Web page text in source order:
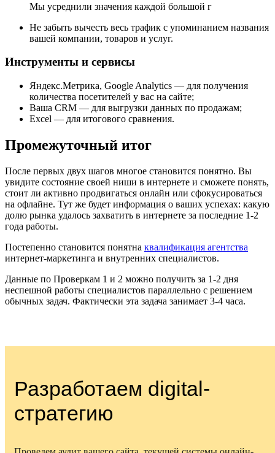
Мы усреднили значения каждой большой г
Не забыть вычесть весь трафик с упоминанием названия
вашей компании, товаров и услуг.
Инструменты и сервисы
Яндекс.Метрика, Google Analytics — для получения
количества посетителей у вас на сайте;
Ваша CRM — для выгрузки данных по продажам;
Excel — для итогового сравнения.
Промежуточный итог
После первых двух шагов многое становится понятно. Вы
увидите состояние своей ниши в интернете и сможете понять,
стоит ли активно продвигаться онлайн или сфокусироваться
на офлайне. Тут же будет информация о ваших успехах: какую
долю рынка удалось захватить в интернете за последние 1-2
года работы.
Постепенно становится понятна квалификация агентства
интернет-маркетинга и внутренних специалистов.
Данные по Проверкам 1 и 2 можно получить за 1-2 дня
неспешной работы специалистов параллельно с решением
обычных задач. Фактически эта задача занимает 3-4 часа.
Разработаем digital-
стратегию